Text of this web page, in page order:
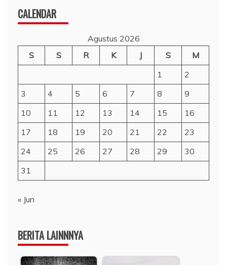
CALENDAR
Agustus 2026
S
S R K J S
M
1
2
3
4 5 6 7 8
9
10
11 12 13 14 15
16
17
18 19 20 21 22
23
24
25 26 27 28 29
30
31
« Jun
BERITA LAINNNYA